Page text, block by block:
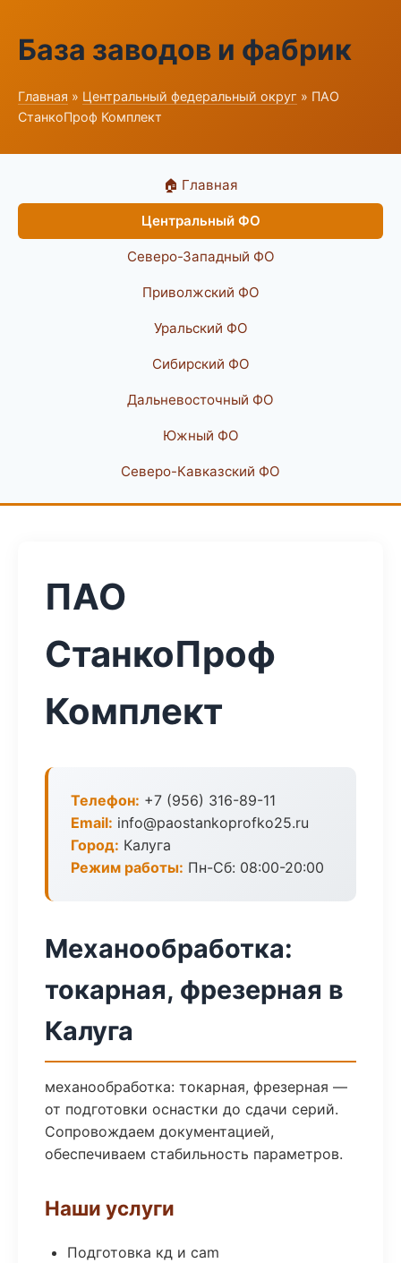
База заводов и фабрик
Главная » Центральный федеральный округ » ПАО
СтанкоПроф Комплект
🏠 Главная
Центральный ФО
Северо-Западный ФО
Приволжский ФО
Уральский ФО
Сибирский ФО
Дальневосточный ФО
Южный ФО
Северо-Кавказский ФО
ПАО
СтанкоПроф
Комплект
Телефон: +7 (956) 316-89-11
Email: info@paostankoprofko25.ru
Город: Калуга
Режим работы: Пн-Сб: 08:00-20:00
Механообработка:
токарная, фрезерная в
Калуга
механообработка: токарная, фрезерная —
от подготовки оснастки до сдачи серий.
Сопровождаем документацией,
обеспечиваем стабильность параметров.
Наши услуги
Подготовка кд и cam